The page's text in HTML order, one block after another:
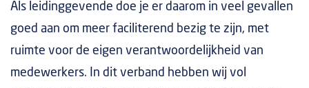
Als leidinggevende doe je er daarom in veel gevallen
goed aan om meer faciliterend bezig te zijn, met
ruimte voor de eigen verantwoordelijkheid van
medewerkers. In dit verband hebben wij vol